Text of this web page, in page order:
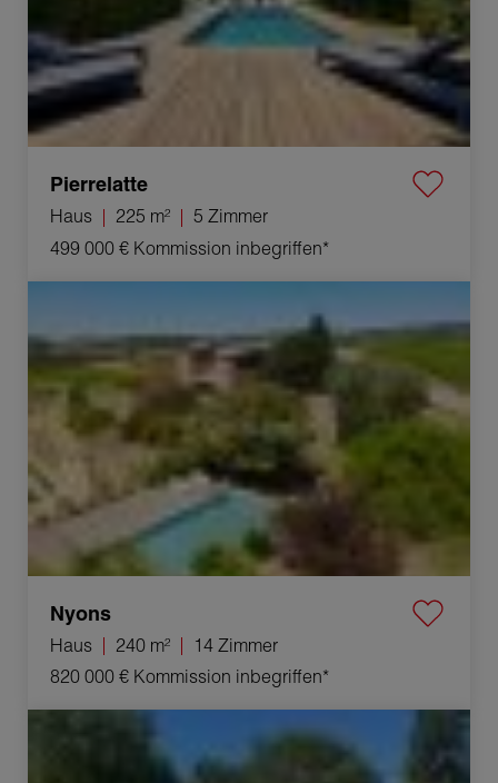
Pierrelatte
Haus 225 m²
5 Zimmer
499 000 € Kommission inbegriffen*
Nyons
Haus 240 m²
14 Zimmer
820 000 € Kommission inbegriffen*
Verkauf Haus Montboucher-sur-Jabron 5 Zimmer